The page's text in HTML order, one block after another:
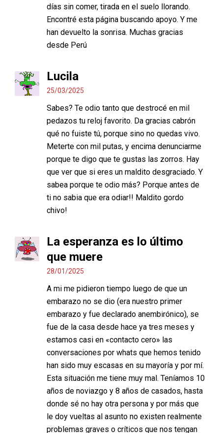
días sin comer, tirada en el suelo llorando.
Encontré esta página buscando apoyo. Y me
han devuelto la sonrisa. Muchas gracias
desde Perú
Lucila
25/03/2025
Sabes? Te odio tanto que destrocé en mil
pedazos tu reloj favorito. Da gracias cabrón
qué no fuiste tú, porque sino no quedas vivo.
Meterte con mil putas, y encima denunciarme
porque te digo que te gustas las zorros. Hay
que ver que si eres un maldito desgraciado. Y
sabea porque te odio más? Porque antes de
ti no sabia que era odiar!! Maldito gordo
chivo!
La esperanza es lo último
que muere
28/01/2025
A mi me pidieron tiempo luego de que un
embarazo no se dio (era nuestro primer
embarazo y fue declarado anembirónico), se
fue de la casa desde hace ya tres meses y
estamos casi en «contacto cero» las
conversaciones por whats que hemos tenido
han sido muy escasas en su mayoría y por mí.
Esta situación me tiene muy mal. Teníamos 10
años de noviazgo y 8 años de casados, hasta
donde sé no hay otra persona y por más que
le doy vueltas al asunto no existen realmente
problemas graves o críticos que nos tengan